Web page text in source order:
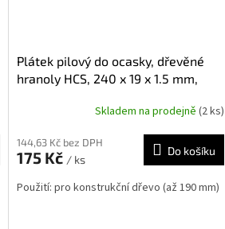
Plátek pilový do ocasky, dřevěné
hranoly HCS, 240 x 19 x 1.5 mm,
Skladem na prodejně (2 ks)
144,63 Kč bez DPH
175 Kč / ks
Do košíku
Použití: pro konstrukční dřevo (až 190 mm)